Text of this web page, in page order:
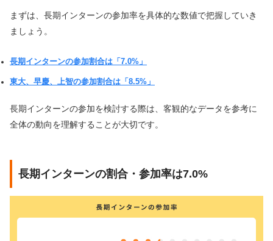
まずは、長期インターンの参加率を具体的な数値で把握していき
ましょう。
長期インターンの参加割合は「7.0%」
東大、早慶、上智の参加割合は「8.5%」
長期インターンの参加を検討する際は、客観的なデータを参考に
全体の動向を理解することが大切です。
長期インターンの割合・参加率は7.0%